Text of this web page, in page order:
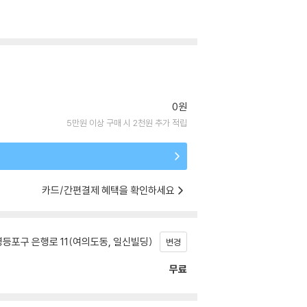
0원
5만원 이상 구매 시 2천원 추가 적립
카드/간편결제 혜택을 확인하세요
포구 은행로 11(여의도동, 일신빌딩) 변경
무료